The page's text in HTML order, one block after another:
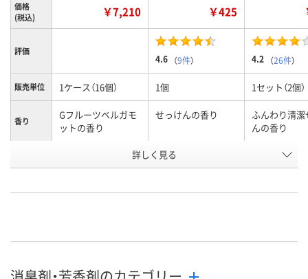
価格
(税込)
￥7,210 ￥425
評価
4.6 （9件） 4.2 （26件）
販売単位 1ケース（16個） 1個 1セット（2個）
香り
Gフルーツベルガモ
ットの香り
せっけんの香り
ふんわり清潔
んの香り
3253223 AW37259
した
詳しく見る